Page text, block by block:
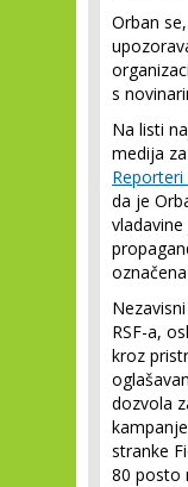
Orban
s
Na listi
medija
Reporteri
da je
RSF-a,
kroz
dozvola
stranke
80 posto